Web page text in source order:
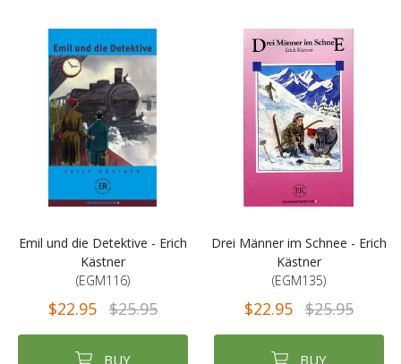
Emil und die Detektive - Erich
Kästner
(EGM116)
$22.95 $25.95
BUY
Drei Männer im Schnee - Erich
Kästner
(EGM135)
$22.95 $25.95
BUY